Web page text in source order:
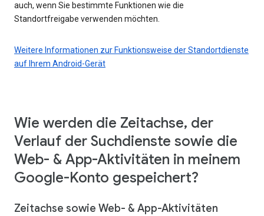
auch, wenn Sie bestimmte Funktionen wie die
Standortfreigabe verwenden möchten.
Weitere Informationen zur Funktionsweise der Standortdienste
auf Ihrem Android-Gerät
Wie werden die Zeitachse, der
Verlauf der Suchdienste sowie die
Web- & App-Aktivitäten in meinem
Google-Konto gespeichert?
Zeitachse sowie Web- & App-Aktivitäten